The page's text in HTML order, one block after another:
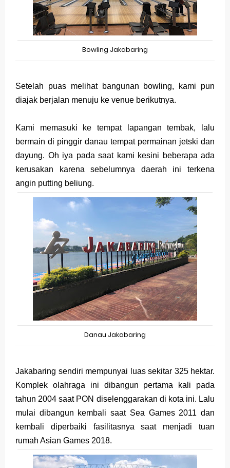
Bowling Jakabaring
Setelah puas melihat bangunan bowling, kami pun
diajak berjalan menuju ke venue berikutnya.
Kami memasuki ke tempat lapangan tembak, lalu
bermain di pinggir danau tempat permainan jetski dan
dayung. Oh iya pada saat kami kesini beberapa ada
kerusakan karena sebelumnya daerah ini terkena
angin putting beliung.
Danau Jakabaring
Jakabaring sendiri mempunyai luas sekitar 325 hektar.
Komplek olahraga ini dibangun pertama kali pada
tahun 2004 saat PON diselenggarakan di kota ini. Lalu
mulai dibangun kembali saat Sea Games 2011 dan
kembali diperbaiki fasilitasnya saat menjadi tuan
rumah Asian Games 2018.